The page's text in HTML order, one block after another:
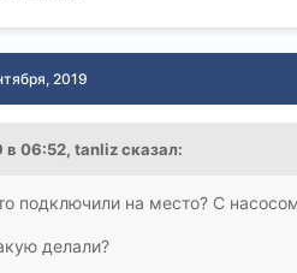
2019
в 06:52, tanlizсказал:
подключили на место? С
делали?